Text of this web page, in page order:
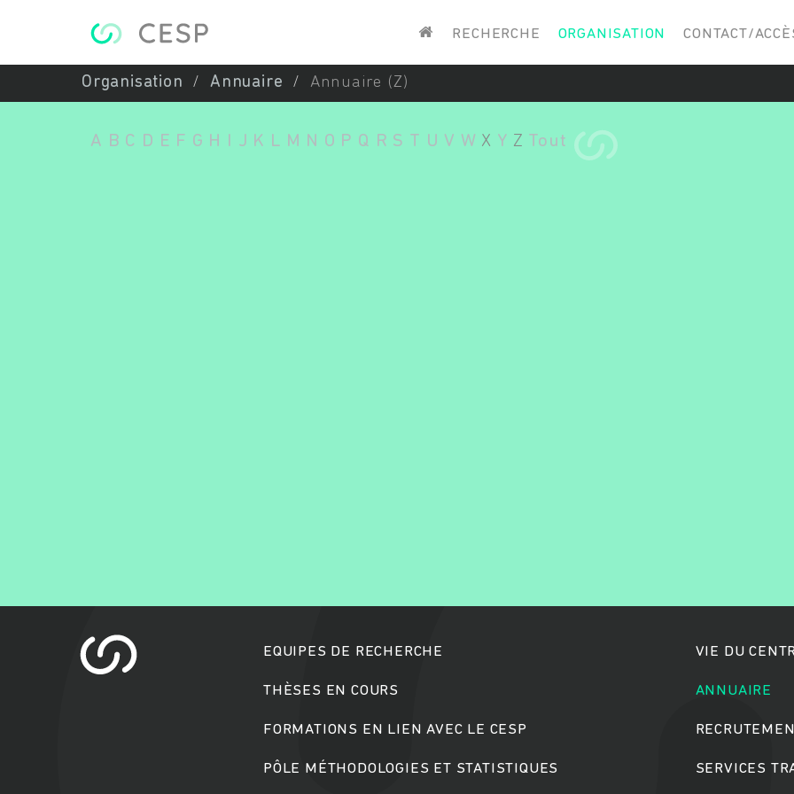
RECHERCHE ORGANISATION CONTACT/
Organisation Annuaire Annuaire (Z)
A B C D E F G H J K L M N O P Q R S T U V W X Y Z Tout
EQUIPES DE RECHERCHE
THÈSES EN COURS
FORMATIONS EN LIEN AVEC LE CESP
PÔLE MÉTHODOLOGIES ET STATISTIQUES
VIE DU
ANNUAIRE
SERVICES